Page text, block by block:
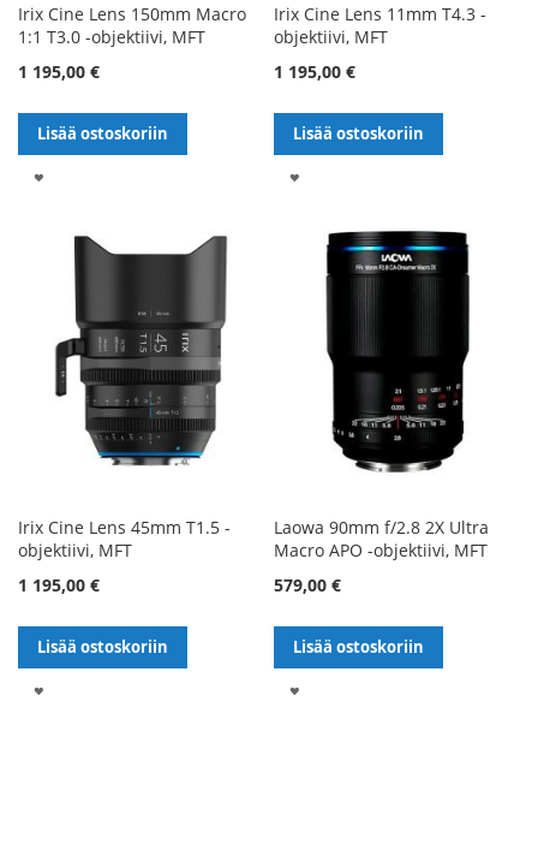
Irix Cine Lens 150mm Macro
1:1 T3.0 -objektiivi, MFT
1 195,00 €
Lisää ostoskoriin
Irix Cine Lens 11mm T4.3 -
objektiivi, MFT
1 195,00 €
Lisää ostoskoriin
Irix Cine Lens 45mm T1.5 -
objektiivi, MFT
1 195,00 €
Lisää ostoskoriin
Laowa 90mm f/2.8 2X Ultra
Macro APO -objektiivi, MFT
579,00 €
Lisää ostoskoriin